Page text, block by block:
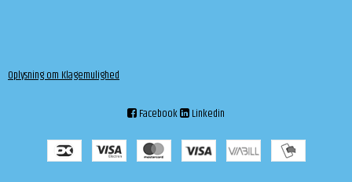
Oplysning om Klagemulighed
Facebook Linkedin